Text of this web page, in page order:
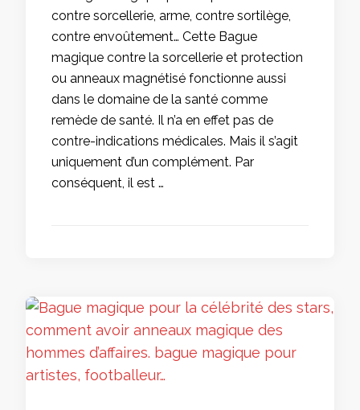
contre sorcellerie, arme, contre sortilège,
contre envoûtement… Cette Bague
magique contre la sorcellerie et protection
ou anneaux magnétisé fonctionne aussi
dans le domaine de la santé comme
remède de santé. Il n’a en effet pas de
contre-indications médicales. Mais il s’agit
uniquement d’un complément. Par
conséquent, il est …